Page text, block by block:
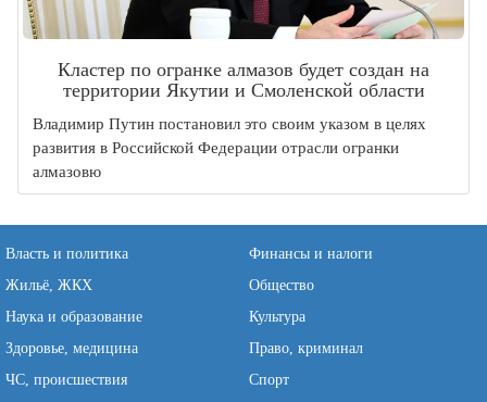
Кластер по огранке алмазов будет создан на
территории Якутии и Смоленской области
Владимир Путин постановил это своим указом в целях
развития в Российской Федерации отрасли огранки
алмазовю
Власть и политика
Финансы и налоги
Жильё, ЖКХ
Общество
Наука и образование
Культура
Здоровье, медицина
Право, криминал
ЧС, происшествия
Спорт